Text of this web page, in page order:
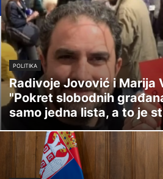
POLITIKA
Radivoje Jovović i Marija
"Pokret slobodnih
samo jedna lista, a to je